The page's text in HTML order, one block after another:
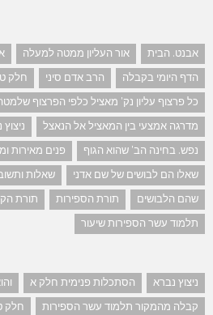
אבנט. הבית אור העליון ממטה למעלה
הדף היומי בקבלה
הרב אדם סיני חלק
כל פרצוף עליון נק' מאציל כלפי הפרצוף
מדרגה אמצעי בין המאציל אל הנאצל
נפש. בחינה הב' שהוא הגוף
פנים מאירות
שאלו הם לבושים של שם אדני
שאלות
שהם הלבושים
תורת הספירות
תורת
תלמוד עשר הספירות שיעור
ניצוץ נברא הסתכלות פנימית חלק א
קבלה מהמקור תלמוד עשר הספירות
חלק